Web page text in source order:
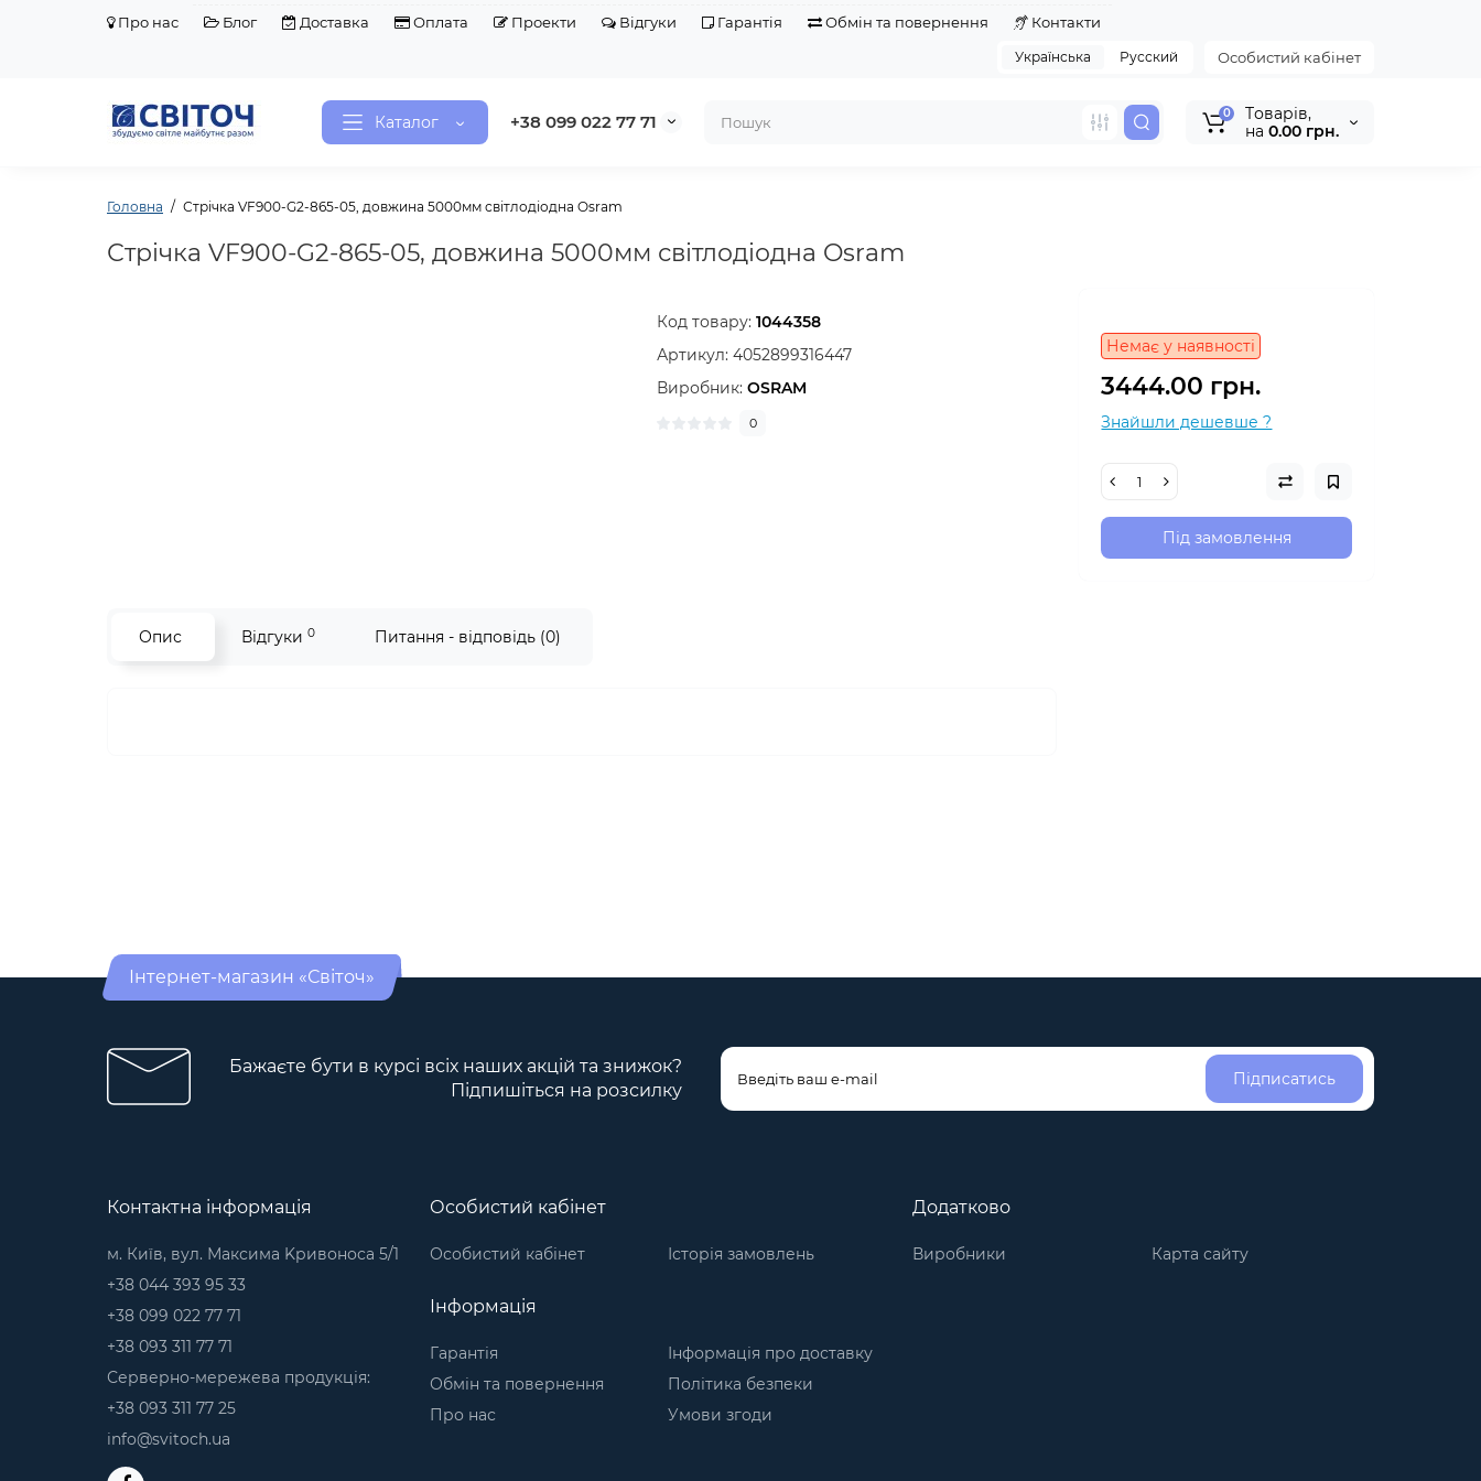
Про нас Блог Доставка Оплата Проекти Відгуки Гарантія Обмін та повернення
Контакти
Особистий кабінет
Українська Русский
Каталог +38 099 022 77 71 0
Tоварів,
на 0.00 грн.
Головна Стрічка VF900-G2-865-05, довжина 5000мм світлодіодна Osram
Стрічка VF900-G2-865-05, довжина 5000мм світлодіодна Osram
Код товару:1044358
Артикул:4052899316447
Виробник:OSRAM
0
Немає у наявності
3444.00 грн.
Знайшли дешевше ?
Під замовлення
Опис Відгуки 0 Питання - відповідь (0)
Інтернет-магазин «Світоч»
Бажаєте бути в курсі всіх наших акцій та знижок?
Підпишіться на розсилку
Підписатись
Контактна інформація
м. Київ, вул. Максима Kривоноса 5/1
+38 044 393 95 33
+38 099 022 77 71
+38 093 311 77 71
Серверно-мережева продукція:
+38 093 311 77 25
info@svitoch.ua
Особистий кабінет
Особистий кабінет Історія замовлень
Додатково
Виробники Карта сайту
Інформація
Гарантія
Обмін та повернення
Про нас
Інформація про доставку
Політика безпеки
Умови згоди